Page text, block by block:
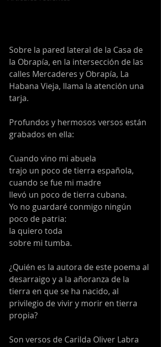
Sobre la pared lateral de la Casa de
la Obrapía, en la intersección de las
calles Mercaderes y Obrapía, La
Habana Vieja, llama la atención una
tarja.
Profundos y hermosos versos están
grabados en ella:
Cuando vino mi abuela
trajo un poco de tierra española,
cuando se fue mi madre
llevó un poco de tierra cubana.
Yo no guardaré conmigo ningún
poco de patria:
la quiero toda
sobre mi tumba.
¿Quién es la autora de este poema al
desarraigo y a la añoranza de la
tierra en que se ha nacido, al
privilegio de vivir y morir en tierra
propia?
Son versos de Carilda Oliver Labra